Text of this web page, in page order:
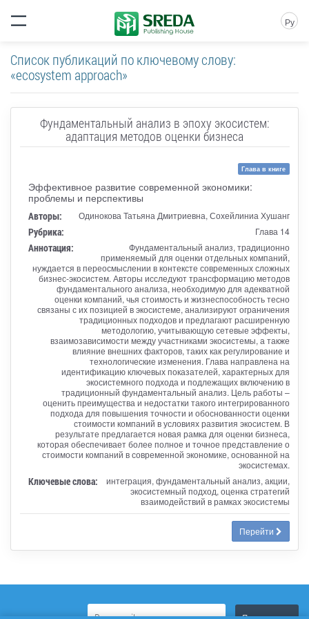
Ру
Список публикаций по ключевому слову:
«ecosystem approach»
Фундаментальный анализ в эпоху экосистем:
адаптация методов оценки бизнеса
Глава в книге
Эффективное развитие современной экономики:
проблемы и перспективы
Авторы: Одинокова Татьяна Дмитриевна, Сохейлиниа Хушанг
Рубрика: Глава 14
Аннотация:
Фундаментальный анализ, традиционно
применяемый для оценки отдельных компаний,
нуждается в переосмыслении в контексте современных сложных
бизнес-экосистем. Авторы исследуют трансформацию методов
фундаментального анализа, необходимую для адекватной
оценки компаний, чья стоимость и жизнеспособность тесно
связаны с их позицией в экосистеме, анализируют ограничения
традиционных подходов и предлагают расширенную
методологию, учитывающую сетевые эффекты,
взаимозависимости между участниками экосистемы, а также
влияние внешних факторов, таких как регулирование и
технологические изменения. Глава направлена на
идентификацию ключевых показателей, характерных для
экосистемного подхода и подлежащих включению в
традиционный фундаментальный анализ. Цель работы –
оценить преимущества и недостатки такого интегрированного
подхода для повышения точности и обоснованности оценки
стоимости компаний в условиях развития экосистем. В
результате предлагается новая рамка для оценки бизнеса,
которая обеспечивает более полное и точное представление о
стоимости компаний в современной экономике, основанной на
экосистемах.
Ключевые слова:
интеграция, фундаментальный анализ, акции,
экосистемный подход, оценка стратегий
взаимодействий в рамках экосистемы
Перейти